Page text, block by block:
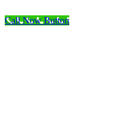
Call Now Button